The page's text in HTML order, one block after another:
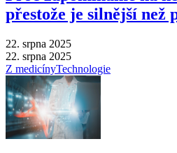
přestože je silnější než
22. srpna 2025
22. srpna 2025
Z medicínyTechnologie